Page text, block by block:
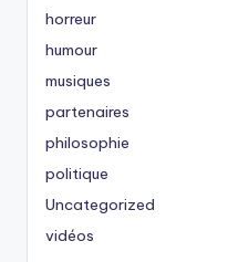
horreur
humour
musiques
partenaires
philosophie
politique
Uncategorized
vidéos